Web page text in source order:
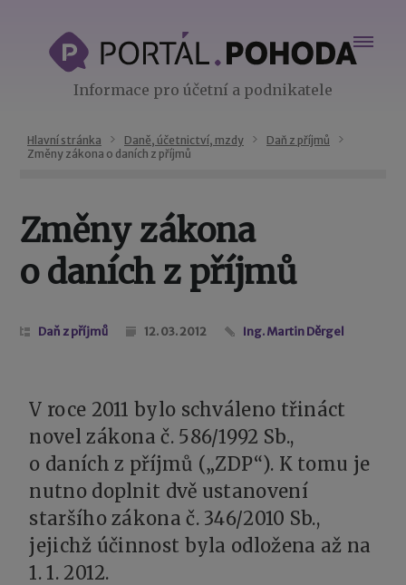
Informace pro účetní a podnikatele
Hlavní stránka Daně, účetnictví, mzdy
Daň z příjmů
Změny zákona o daních z příjmů
Změny zákona
o daních z příjmů
Daň z příjmů 12. 03. 2012 Ing. Martin Děrgel
V roce 2011 bylo schváleno třináct
novel zákona č. 586/1992 Sb.,
o daních z příjmů („ZDP“). K tomu je
nutno doplnit dvě ustanovení
staršího zákona č. 346/2010 Sb.,
jejichž účinnost byla odložena až na
1. 1. 2012.